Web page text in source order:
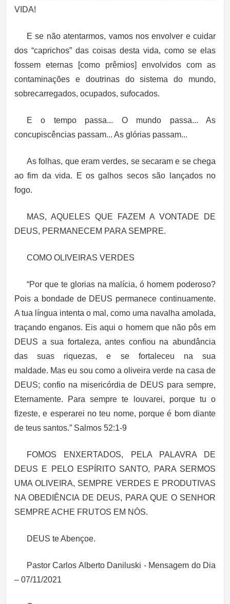
VIDA!
E se não atentarmos, vamos nos envolver e cuidar
dos “caprichos” das coisas desta vida, como se elas
fossem eternas [como prêmios] envolvidos com as
contaminações e doutrinas do sistema do mundo,
sobrecarregados, ocupados, sufocados.
E o tempo passa... O mundo passa... As
concupiscências passam... As glórias passam...
As folhas, que eram verdes, se secaram e se chega
ao fim da vida. E os galhos secos são lançados no
fogo.
MAS, AQUELES QUE FAZEM A VONTADE DE
DEUS, PERMANECEM PARA SEMPRE.
COMO OLIVEIRAS VERDES
“Por que te glorias na malícia, ó homem poderoso?
Pois a bondade de DEUS permanece continuamente.
A tua língua intenta o mal, como uma navalha amolada,
traçando enganos. Eis aqui o homem que não pôs em
DEUS a sua fortaleza, antes confiou na abundância
das suas riquezas, e se fortaleceu na sua
maldade. Mas eu sou como a oliveira verde na casa de
DEUS; confio na misericórdia de DEUS para sempre,
Eternamente. Para sempre te louvarei, porque tu o
fizeste, e esperarei no teu nome, porque é bom diante
de teus santos.” Salmos 52:1-9
FOMOS ENXERTADOS, PELA PALAVRA DE
DEUS E PELO ESPÍRITO SANTO, PARA SERMOS
UMA OLIVEIRA, SEMPRE VERDES E PRODUTIVAS
NA OBEDIÊNCIA DE DEUS, PARA QUE O SENHOR
SEMPRE ACHE FRUTOS EM NÓS.
DEUS te Abençoe.
Pastor Carlos Alberto Daniluski - Mensagem do Dia
– 07/11/2021